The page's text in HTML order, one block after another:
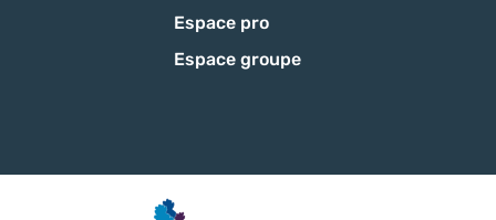
Espace pro
Espace groupe